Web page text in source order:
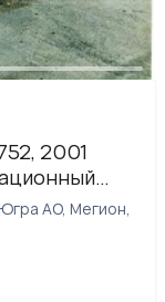
АО, Мегион,